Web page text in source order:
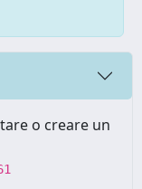
o creare un